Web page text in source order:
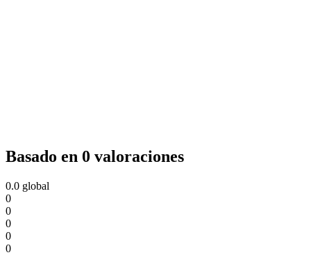
Basado en 0 valoraciones
0.0 global
0
0
0
0
0